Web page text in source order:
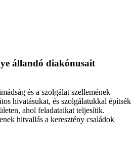
állandó diakónusait
és a szolgálat szellemének
hivatásukat, és szolgálatukkal építsék
ahol feladataikat teljesítik.
hitvallás a keresztény családok